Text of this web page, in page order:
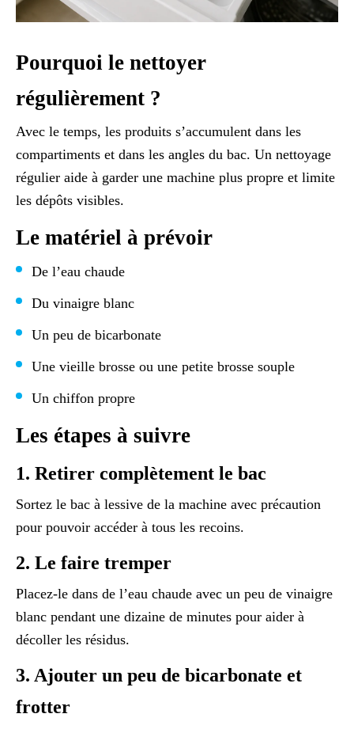
Pourquoi le nettoyer
régulièrement ?
Avec le temps, les produits s’accumulent dans les
compartiments et dans les angles du bac. Un nettoyage
régulier aide à garder une machine plus propre et limite
les dépôts visibles.
Le matériel à prévoir
De l’eau chaude
Du vinaigre blanc
Un peu de bicarbonate
Une vieille brosse ou une petite brosse souple
Un chiffon propre
Les étapes à suivre
1. Retirer complètement le bac
Sortez le bac à lessive de la machine avec précaution
pour pouvoir accéder à tous les recoins.
2. Le faire tremper
Placez-le dans de l’eau chaude avec un peu de vinaigre
blanc pendant une dizaine de minutes pour aider à
décoller les résidus.
3. Ajouter un peu de bicarbonate et
frotter